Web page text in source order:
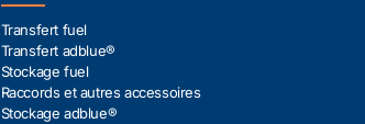
Transfert fuel
Transfert adblue®
Stockage fuel
Raccords et autres accessoires
Stockage adblue®